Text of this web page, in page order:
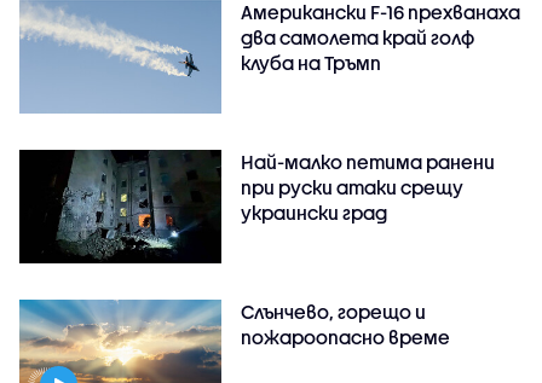
Американски F-16 прехванаха
два самолета край голф
клуба на Тръмп
Най-малко петима ранени
при руски атаки срещу
украински град
Слънчево, горещо и
пожароопасно време